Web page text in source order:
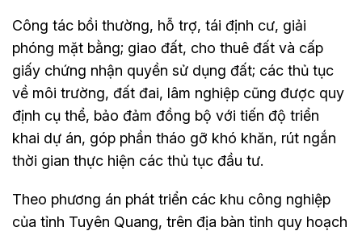
Công tác bồi thường, hỗ trợ, tái định cư, giải
phóng mặt bằng; giao đất, cho thuê đất và cấp
giấy chứng nhận quyền sử dụng đất; các thủ tục
về môi trường, đất đai, lâm nghiệp cũng được quy
định cụ thể, bảo đảm đồng bộ với tiến độ triển
khai dự án, góp phần tháo gỡ khó khăn, rút ngắn
thời gian thực hiện các thủ tục đầu tư.
Theo phương án phát triển các khu công nghiệp
của tỉnh Tuyên Quang, trên địa bàn tỉnh quy hoạch